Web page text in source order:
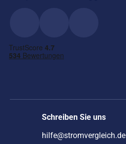
Schreiben Sie uns
hilfe@stromvergleich.de